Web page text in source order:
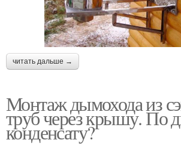
читать дальше →
Монтаж дымохода из
труб через крышу. По
конденсату?